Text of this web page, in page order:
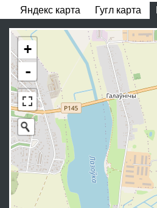
Яндекс карта Гугл карта
+
-